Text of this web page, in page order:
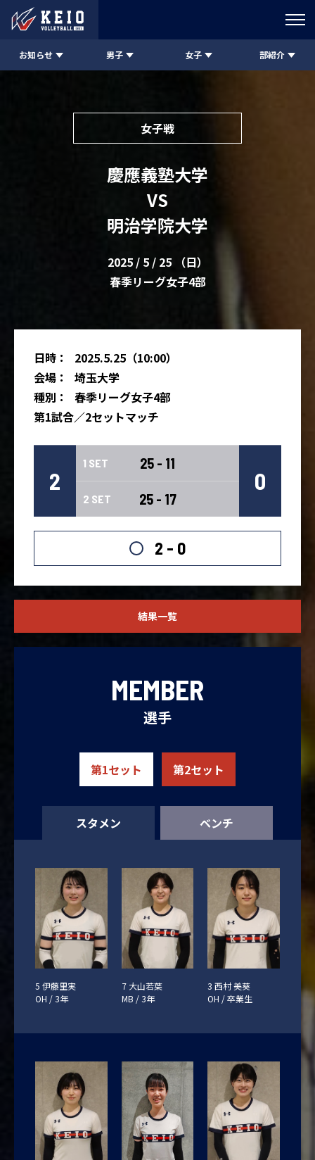
お知らせ 男子 女子 部紹介
女子戦
慶應義塾大学
VS
明治学院大学
2025 / 5 / 25 （日）
春季リーグ女子4部
日時：
2025.5.25（10:00）
会場：
埼玉大学
種別：
春季リーグ女子4部
第1試合／2セットマッチ
2
1 SET 25 - 11
0
2 SET 25 - 17
2 - 0
結果一覧
MEMBER
選手
第1セット 第2セット
スタメン ベンチ
5 伊藤里実
OH / 3年
7 大山若葉
MB / 3年
3 西村 美葵
OH / 卒業生